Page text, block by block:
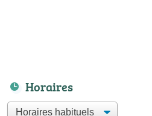
Horaires